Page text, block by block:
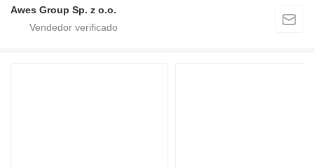
Awes Group Sp. z o.o.